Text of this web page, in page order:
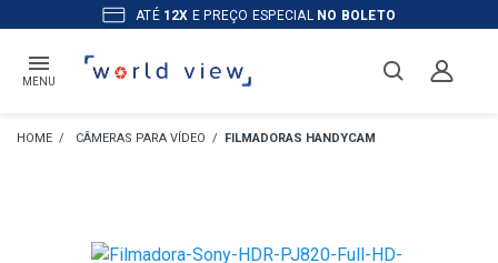
ATÉ 12X E PREÇO ESPECIAL NO BOLETO
MENU
CÂMERAS PARA VÍDEO FILMADORAS HANDYCAM